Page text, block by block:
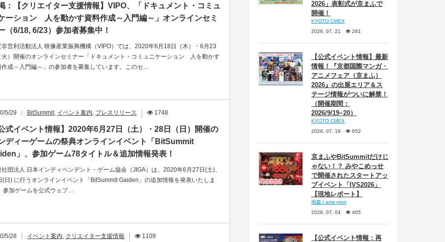
：【クリエイター支援情報】VIPO、「ドキュメント・コミュ
ーション 人を動かす資料作成～入門編～」オンラインセミ
（6/18, 6/23）参加者募集中！
非営利活動法人 映像産業振興機構（VIPO）では、2020年6月18日（木）・6月23
火）開催のオンラインセミナー「ドキュメント・コミュニケーション 人を動かす
作成～入門編～」の参加者を募集しています。このセ…
5/29 BitSummit, イベント案内, プレスリリース 1748
公式イベント情報】2020年6月27日（土）・28日（日）開催の
ディーゲームの祭典オンラインイベント「BitSummit
」、参加ゲーム78タイトル＆追加情報発表！
社団法人 日本インディペンデント・ゲーム協会（JIGA）は、2020年6月27日(土)、
(日) に行うオンラインイベント「BitSummit Gaiden」の追加情報を発表いたしま
参加ゲームを公式ウェブ…
5/28 イベント案内, クリエイター支援情報 1109
2026」表彰式が京まふで
開催！
KYOTO CMEX
2026. 07. 21
261
【公式イベント情報】最新
情報！『京都国際マンガ・
アニメフェア（京まふ）
2026』の出展エリア＆ス
テージ情報がついに解禁！
（開催期間：
2026/9/19~20）
KYOTO CMEX
2026. 07. 18
652
京まふやBitSummitだけじ
ゃない！？ みやこめっせ
で開催されたスタートアッ
プイベント「IVS2026」
【現地レポート】
雨森 / ame-mori
2026. 07. 04
405
【公式イベント情報：再